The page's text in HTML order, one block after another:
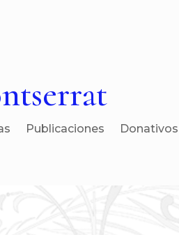
Publicaciones Donativos